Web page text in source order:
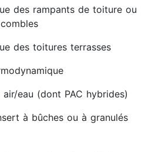
des rampants de toiture ou
des toitures terrasses
eau (dont PAC hybrides)
à bûches ou à granulés